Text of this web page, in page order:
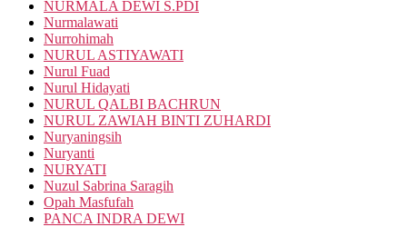
NURMALA DEWI S.PDI
Nurmalawati
Nurrohimah
NURUL ASTIYAWATI
Nurul Fuad
Nurul Hidayati
NURUL QALBI BACHRUN
NURUL ZAWIAH BINTI ZUHARDI
Nuryaningsih
Nuryanti
NURYATI
Nuzul Sabrina Saragih
Opah Masfufah
PANCA INDRA DEWI